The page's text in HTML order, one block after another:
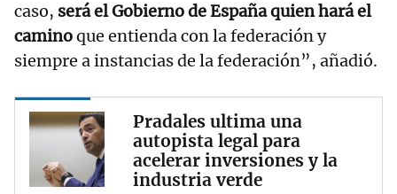
caso, será el Gobierno de España quien hará el
caminoque entienda con la federación y
siempre a instancias de la federación”, añadió.
Pradales ultima una
autopista legal para
acelerar inversiones y la
industria verde